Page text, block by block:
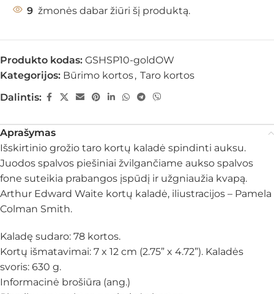
9 žmonės dabar žiūri šį produktą.
Produkto kodas: GSHSP10-goldOW
Kategorijos: Būrimo kortos, Taro kortos
Dalintis:
Aprašymas
Išskirtinio grožio taro kortų kaladė spindinti auksu.
Juodos spalvos piešiniai žvilgančiame aukso spalvos
fone suteikia prabangos įspūdį ir užgniaužia kvapą.
Arthur Edward Waite kortų kaladė, iliustracijos – Pamela
Colman Smith.
Kaladę sudaro: 78 kortos.
Kortų išmatavimai: 7 x 12 cm (2.75” x 4.72”). Kaladės
svoris: 630 g.
Informacinė brošiūra (ang.)